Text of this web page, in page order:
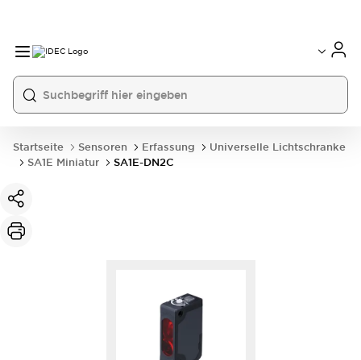
Startseite Sensoren Erfassung
Universelle Lichtschranke
SA1E Miniatur
SA1E-DN2C